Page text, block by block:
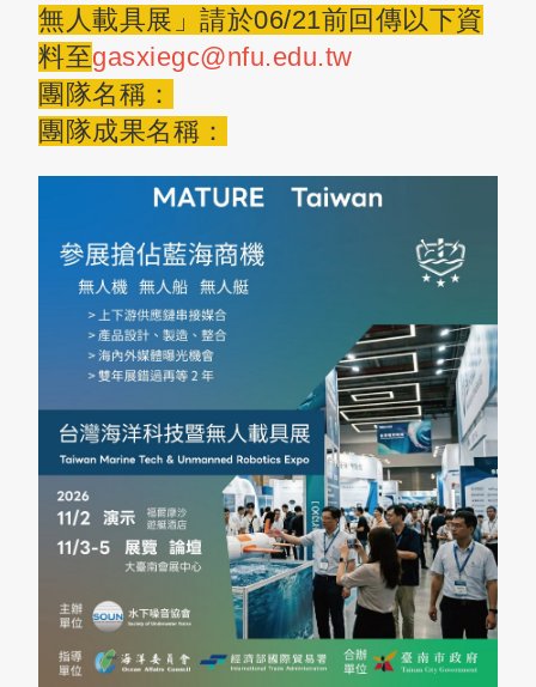
無人載具展」請於06/21前回傳以下資
料至gasxiegc@nfu.edu.tw
團隊名稱：
團隊成果名稱：